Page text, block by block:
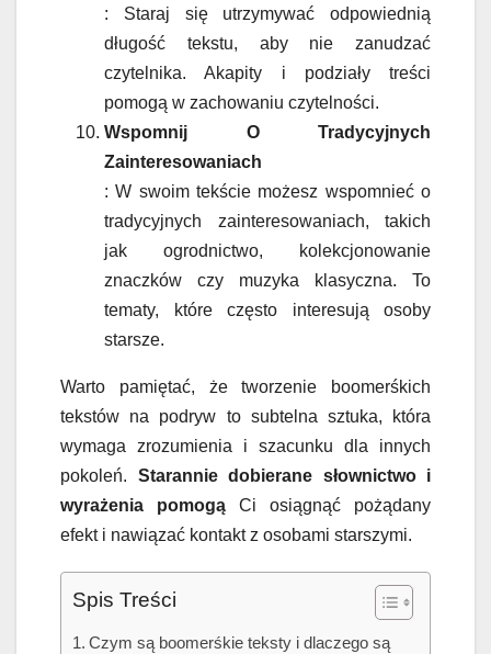
: Staraj się utrzymywać odpowiednią
długość tekstu, aby nie zanudzać
czytelnika. Akapity i podziały treści
pomogą w zachowaniu czytelności.
Wspomnij O Tradycyjnych
Zainteresowaniach
: W swoim tekście możesz wspomnieć o
tradycyjnych zainteresowaniach, takich
jak ogrodnictwo, kolekcjonowanie
znaczków czy muzyka klasyczna. To
tematy, które często interesują osoby
starsze.
Warto pamiętać, że tworzenie boomerśkich
tekstów na podryw to subtelna sztuka, która
wymaga zrozumienia i szacunku dla innych
pokoleń. Starannie dobierane słownictwo i
wyrażenia pomogą Ci osiągnąć pożądany
efekt i nawiązać kontakt z osobami starszymi.
Spis Treści
Czym są boomerśkie teksty i dlaczego są